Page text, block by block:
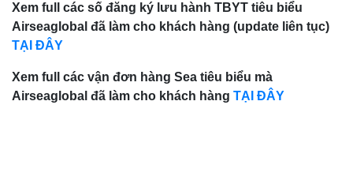
Xem full các số đăng ký lưu hành TBYT tiêu biểu
Airseaglobal đã làm cho khách hàng (update liên tục)
TẠI ĐÂY
Xem full các vận đơn hàng Sea tiêu biểu mà
Airseaglobal đã làm cho khách hàng TẠI ĐÂY